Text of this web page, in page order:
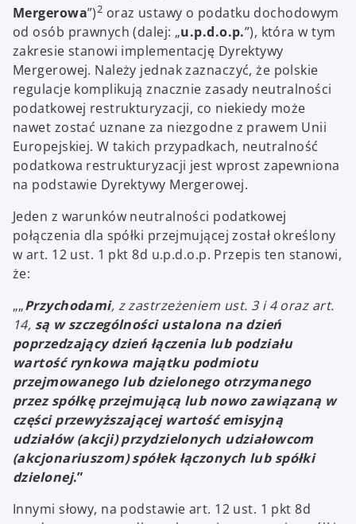
Mergerowa”)2 oraz ustawy o podatku dochodowym
od osób prawnych (dalej: „u.p.d.o.p.”), która w tym
zakresie stanowi implementację Dyrektywy
Mergerowej. Należy jednak zaznaczyć, że polskie
regulacje komplikują znacznie zasady neutralności
podatkowej restrukturyzacji, co niekiedy może
nawet zostać uznane za niezgodne z prawem Unii
Europejskiej. W takich przypadkach, neutralność
podatkowa restrukturyzacji jest wprost zapewniona
na podstawie Dyrektywy Mergerowej.
Jeden z warunków neutralności podatkowej
połączenia dla spółki przejmującej został określony
w art. 12 ust. 1 pkt 8d u.p.d.o.p. Przepis ten stanowi,
że:
„„Przychodami, z zastrzeżeniem ust. 3 i 4 oraz art.
14, są w szczególności ustalona na dzień
poprzedzający dzień łączenia lub podziału
wartość rynkowa majątku podmiotu
przejmowanego lub dzielonego otrzymanego
przez spółkę przejmującą lub nowo zawiązaną w
części przewyższającej wartość emisyjną
udziałów (akcji) przydzielonych udziałowcom
(akcjonariuszom) spółek łączonych lub spółki
dzielonej.”
Innymi słowy, na podstawie art. 12 ust. 1 pkt 8d